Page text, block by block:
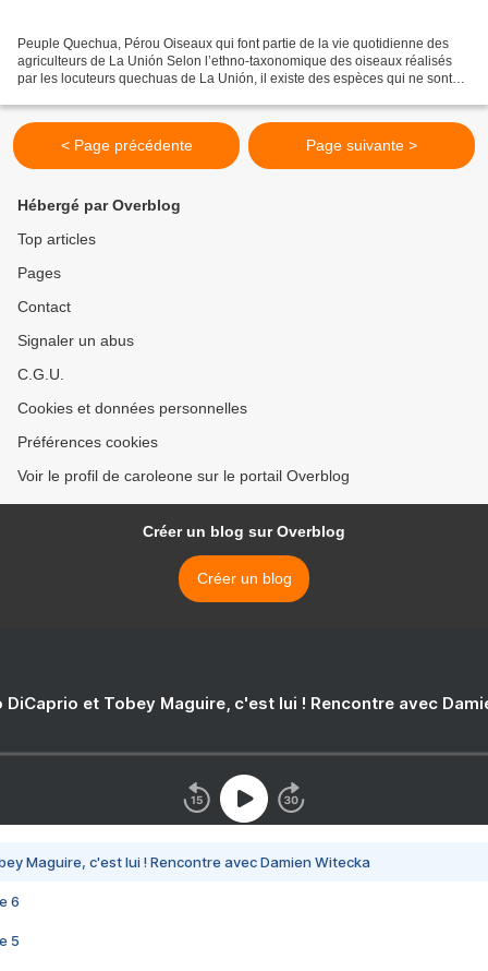
Peuple Quechua, Pérou Oiseaux qui font partie de la vie quotidienne des
agriculteurs de La Unión Selon l’ethno-taxonomique des oiseaux réalisés
par les locuteurs quechuas de La Unión, il existe des espèces qui ne sont
< Page précédente Page suivante >
Hébergé par Overblog
Top articles
Pages
Contact
Signaler un abus
C.G.U.
Cookies et données personnelles
Préférences cookies
Voir le profil de caroleone sur le portail Overblog
Créer un blog sur Overblog
Créer un blog
DiCaprio et Tobey Maguire, c'est lui ! Rencontre avec
Maguire, c'est lui ! Rencontre avec Damien Witecka
6
5